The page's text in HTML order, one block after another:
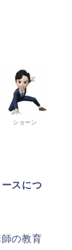
ショーン
スにつ
の教育